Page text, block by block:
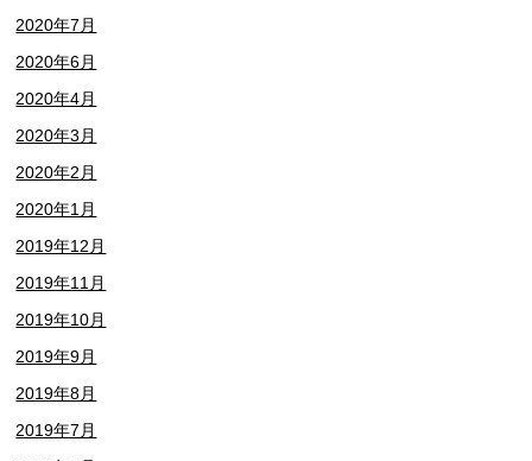
2020年7月
2020年6月
2020年4月
2020年3月
2020年2月
2020年1月
2019年12月
2019年11月
2019年10月
2019年9月
2019年8月
2019年7月